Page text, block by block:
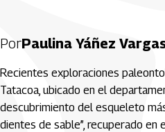
PorPaulina Yáñez
Recientes exploraciones
Tatacoa, ubicado en el
descubrimiento del esqueleto
dientes de sable”, recuperado en